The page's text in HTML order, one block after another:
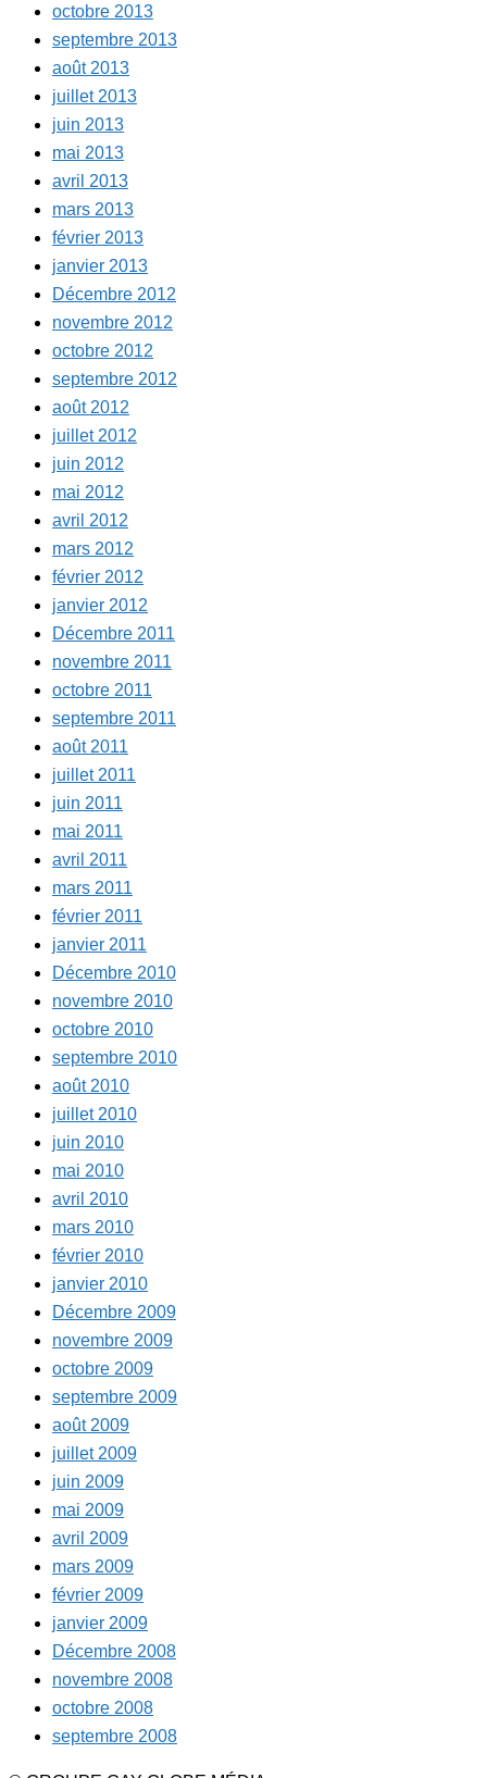
octobre 2013
septembre 2013
août 2013
juillet 2013
juin 2013
mai 2013
avril 2013
mars 2013
février 2013
janvier 2013
Décembre 2012
novembre 2012
octobre 2012
septembre 2012
août 2012
juillet 2012
juin 2012
mai 2012
avril 2012
mars 2012
février 2012
janvier 2012
Décembre 2011
novembre 2011
octobre 2011
septembre 2011
août 2011
juillet 2011
juin 2011
mai 2011
avril 2011
mars 2011
février 2011
janvier 2011
Décembre 2010
novembre 2010
octobre 2010
septembre 2010
août 2010
juillet 2010
juin 2010
mai 2010
avril 2010
mars 2010
février 2010
janvier 2010
Décembre 2009
novembre 2009
octobre 2009
septembre 2009
août 2009
juillet 2009
juin 2009
mai 2009
avril 2009
mars 2009
février 2009
janvier 2009
Décembre 2008
novembre 2008
octobre 2008
septembre 2008